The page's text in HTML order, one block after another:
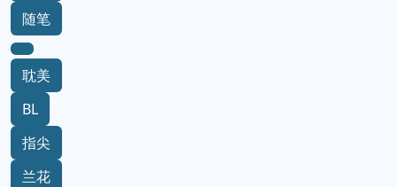
随笔
耽美
BL
指尖
兰花